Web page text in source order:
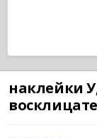
наклейки